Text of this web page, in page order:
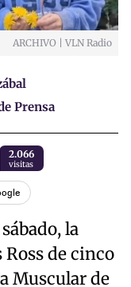
ARCHIVO | VLN Radio
Prensa
2.066
visitas
la
de cinco
Muscular de